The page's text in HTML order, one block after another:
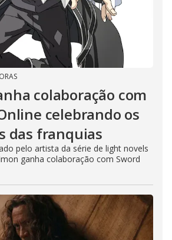
colaboração com
celebrando os
das franquias
pelo artista da série de light novels
ganha colaboração com Sword